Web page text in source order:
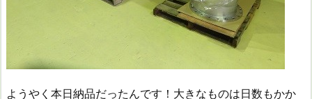
ようやく本日納品だったんです！大きなものは日数もかか